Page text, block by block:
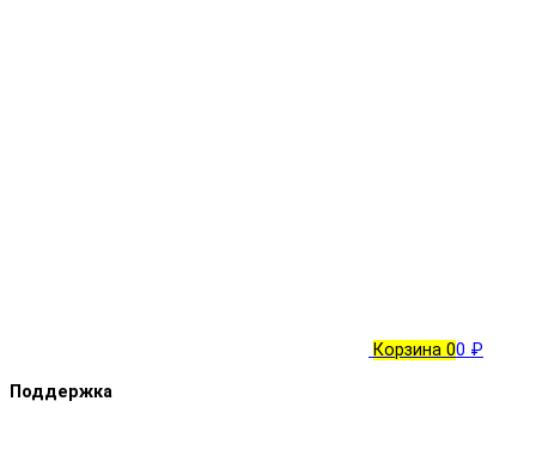
Корзина 00 ₽
Поддержка